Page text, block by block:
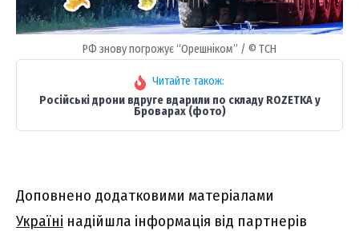
РФ знову погрожує “Орешніком” / © ТСН
Читайте також:
Російські дрони вдруге вдарили по складу ROZETKA у
Броварах (фото)
Доповнено додатковими матеріалами
Україні надійшла інформація від партнерів